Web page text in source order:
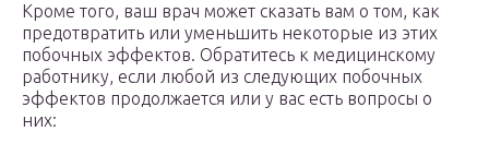
Кроме того, ваш врач может сказать вам о том, как
предотвратить или уменьшить некоторые из этих
побочных эффектов. Обратитесь к медицинскому
работнику, если любой из следующих побочных
эффектов продолжается или у вас есть вопросы о
них: